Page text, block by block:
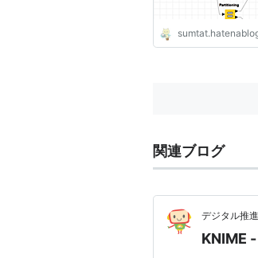
関連ブログ
デジタル推
KNIME